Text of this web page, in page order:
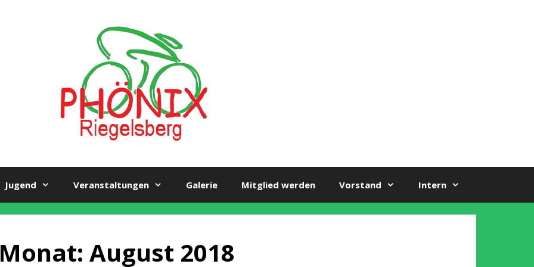
Jugend Veranstaltungen Galerie Mitglied werden Vorstand Intern
Monat: August 2018